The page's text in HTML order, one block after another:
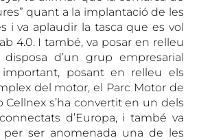
quant a la implantació de les
i va aplaudir la tasca que es vol
4.0. I també, va posar en relleu
d’un grup empresarial
posant en relleu els
del motor, el Parc Motor de
Cellnex s’ha convertit en un dels
d’Europa, i també va
per ser anomenada una de les